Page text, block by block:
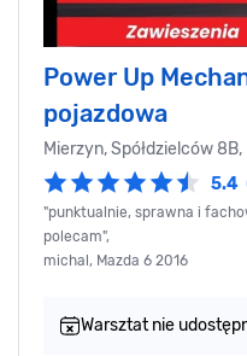
Power Up
pojazdowa
Mierzyn, Spółdzielców 8B,
5.4
"punktualnie, sprawna i
polecam",
michal, Mazda 6 2016
Warsztat nie